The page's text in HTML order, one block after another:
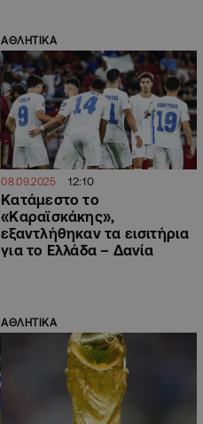
ΑΘΛΗΤΙΚΑ
08.09.2025 12:10
Κατάμεστο το
«Καραϊσκάκης»,
εξαντλήθηκαν τα εισιτήρια
για το Ελλάδα – Δανία
ΑΘΛΗΤΙΚΑ